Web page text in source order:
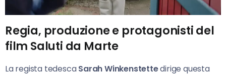
Regia, produzione e protagonisti del
film Saluti da Marte
La regista tedescaSarah Winkenstettedirige questa